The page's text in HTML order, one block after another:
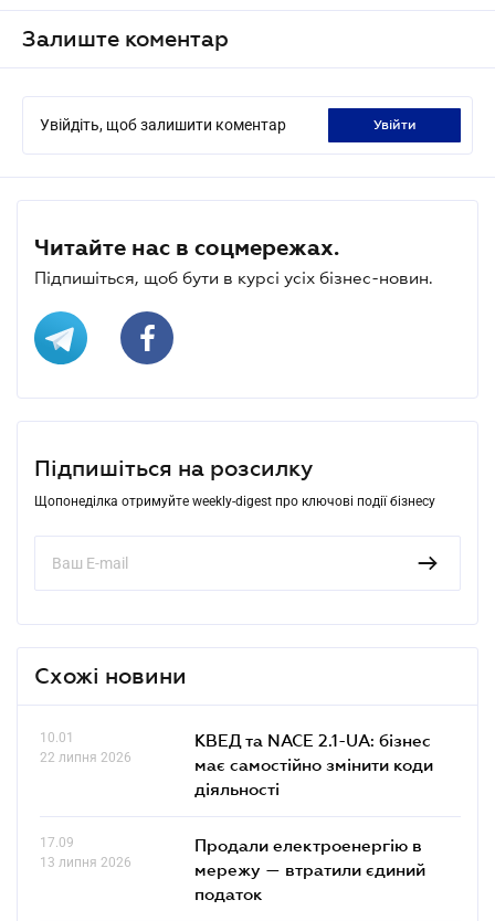
Залиште коментар
Увійдіть, щоб залишити коментар увійти
Читайте нас в соцмережах.
Підпишіться, щоб бути в курсі усіх бізнес-новин.
Підпишіться на розсилку
Щопонеділка отримуйте weekly-digest про ключові події бізнесу
Схожі новини
10.01
22 липня 2026
КВЕД та NACE 2.1-UA: бізнес
має самостійно змінити коди
діяльності
17.09
13 липня 2026
Продали електроенергію в
мережу — втратили єдиний
податок